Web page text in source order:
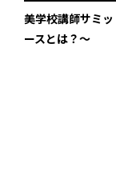
美学校講師サミ
ースとは？～